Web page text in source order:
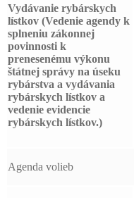
Vydávanie rybárskych
lístkov (Vedenie agendy k
splneniu zákonnej
povinnosti k
prenesenému výkonu
štátnej správy na úseku
rybárstva a vydávania
rybárskych lístkov a
vedenie evidencie
rybárskych lístkov.)
Agenda volieb